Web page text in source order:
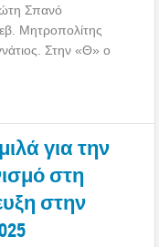
Σπανό
Μητροπολίτης
Στην «Θ» ο
για την
στη
στην